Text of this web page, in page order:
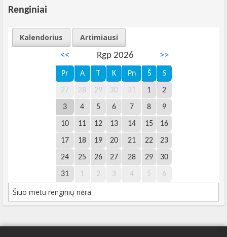
Renginiai
Kalendorius
Artimiausi
<<
Rgp 2026 >>
Pr A T K Pn Š S
27 28 29 30 31 1 2
3 4 5 6 7 8 9
10 11 12 13 14 15 16
17 18 19 20 21 22 23
24 25 26 27 28 29 30
31 1 2 3 4 5 6
Šiuo metu renginių nėra